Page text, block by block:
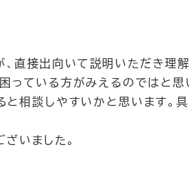
直接出向いて説明いただき理解
っている方がみえるのではと思
相談しやすいかと思います。
いました。